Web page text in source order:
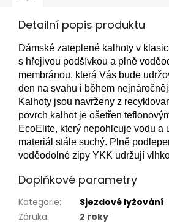
Detailní popis produktu
Dámské zateplené kalhoty v
s hřejivou podšívkou a plně
membránou, která Vás bude
den na svahu i během
Kalhoty jsou navrženy z
povrch kalhot je ošetřen
EcoElite, který nepohlcuje vodu a
materiál stále suchý. Plně
voděodolné zipy YKK udržují
Doplňkové parametry
Kategorie:
Sjezdové lyžování
Záruka:
2 roky